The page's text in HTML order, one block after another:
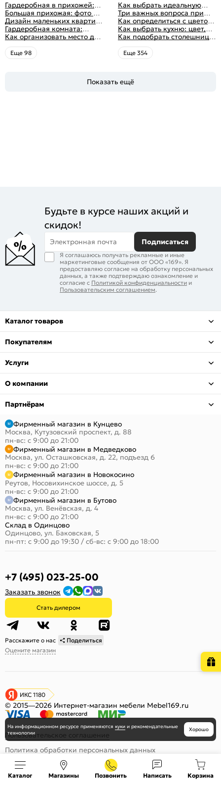
Гардеробная в прихожей:
виды, фото в интерьере,
идеи дизайна
Большая прихожая: фото с
функциональным
распределением дизайна
Дизайн маленьких квартир:
10 идей для дизайна
интерьера с фото
Гардеробная комната:
дизайн, планировка, советы
по обустройству,
распространенные ошибки
Как организовать место для
хранения на балконе
Eще 98
Как выбрать идеальную
планировку для кухни
Три важных вопроса при
выборе кухни: готовка,
посуда, комфорт
Как определиться с цветом
кухни: светлые, темные,
яркие
Как выбрать кухню: цвет,
планировка, аксессуары
Как подобрать столешницу
для кухни по цвету
Eще 354
Показать ещё
Будьте в курсе наших акций и
скидок!
Электронная почта Подписаться
Я соглашаюсь получать рекламные и иные
маркетинговые сообщения от ООО «169». Я
предоставляю согласие на обработку персональных
данных, а также подтверждаю ознакомление и
согласие с Политикой конфиденциальности и
Пользовательским соглашением.
Каталог товаров
Покупателям
Услуги
О компании
Партнёрам
Фирменный магазин в Кунцево
Москва, Кутузовский проспект, д. 88
пн-вс: с 9:00 до 21:00
Фирменный магазин в Медведково
Москва, ул. Осташковская, д. 22, подъезд 6
пн-вс: с 9:00 до 21:00
Фирменный магазин в Новокосино
Реутов, Носовихинское шоссе, д. 5
пн-вс: с 9:00 до 21:00
Фирменный магазин в Бутово
Москва, ул. Венёвская, д. 4
пн-вс: с 9:00 до 21:00
Склад в Одинцово
Одинцово, ул. Баковская, 5
пн-пт: с 9:00 до 19:30 / сб-вс: с 9:00 до 18:00
+7 (495) 023-25-00
Заказать звонок
Стать дилером
Расскажите о нас
Поделиться
Оцените магазин
ИКС 1180
© 2015—2026 Интернет-магазин мебели Mebel169.ru
Пользовательское соглашение
Политика обработки персональных данных
Карта сайта
Каталог Магазины Позвонить Написать Корзина
На информационном ресурсе применяются куки и рекомендательные
технологии
Хорошо